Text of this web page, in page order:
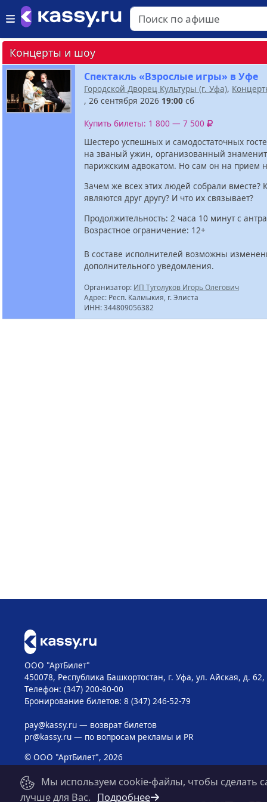
Концерты и шоу
Спектакль «Взрослые игры» в Уфе
Городской Дворец Культуры (г. Уфа),
, 26 сентября 2026 19:00 сб
Купить билеты: 1 800 — 7 500
Шестеро успешных и самодостаточных
на званый ужин, организованный
парижским адвокатом. Но сам он на прием
Зачем же всех этих людей собрали вместе?
являются друг другу? И что их связывает?
Продолжительность: 2 часа 10 минут с
Возрастное ограничение: 12+
В составе исполнителей возможны
дополнительного уведомления.
Организатор: ИП Туголуков Игорь Олегович
Адрес: Респ. Калмыкия, г. Элиста
ИНН: 344809056382
ООО "АртБилет"
450078, Республика Башкортостан, г. Уфа, ул. Айская, д. 62,
Телефон: (347) 200-80-00
Бронирование билетов: 8 (347) 246-52-79
pay@kassy.ru— возврат билетов
pr@kassy.ru— по вопросам рекламы и PR
© ООО "АртБилет", 2026
Мы используем cookie-файлы, чтобы сделать
лучше для Вас. Подробнее